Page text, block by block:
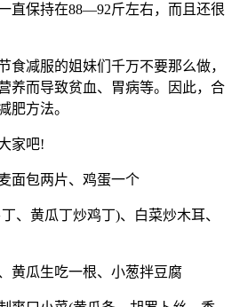
直保持在88—92斤左右，而且还很
食减服的姐妹们千万不要那么做，
养而导致贫血、胃病等。因此，合
肥方法。
家吧!
面包两片、鸡蛋一个
、黄瓜丁炒鸡丁)、白菜炒木耳、
黄瓜生吃一根、小葱拌豆腐